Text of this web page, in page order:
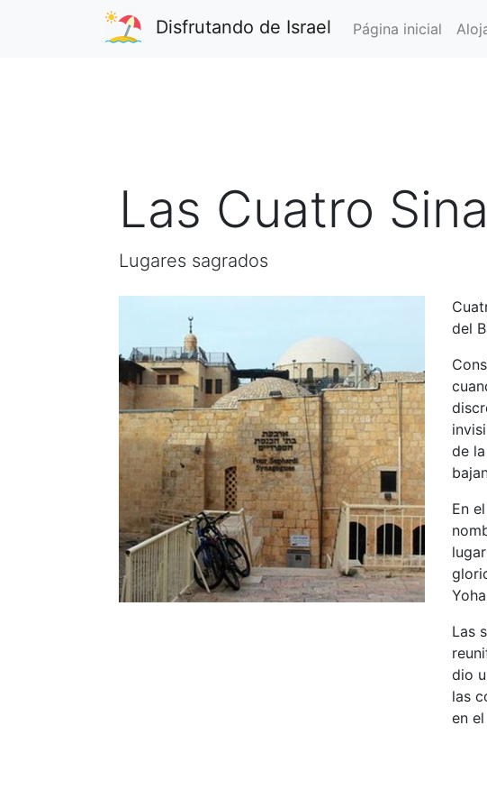
Disfrutando de Israel Página inicial
Las Cuatro
Lugares sagrados
del
de
En
Las
dio
las
en